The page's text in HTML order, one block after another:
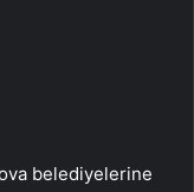
belediyelerine